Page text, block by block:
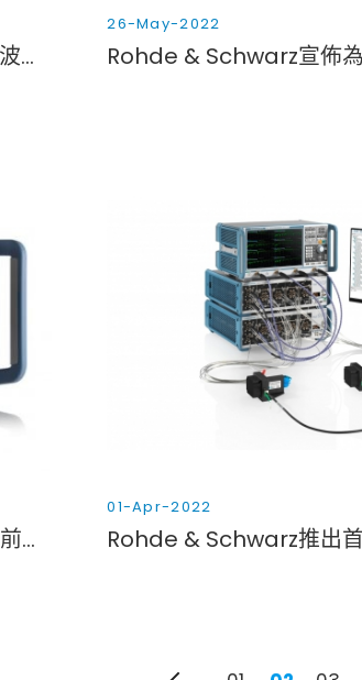
Rohde & Schwarz對R&S RTP高性能示波器進行了增強，幫助用戶即時獲得更佳的信號完整性測量結果
26-May-2022
Rohde & Schwarz利用新的增強型動態前端（EDFE）進一步對領先產品R&S FSW進行加強
01-Apr-2022